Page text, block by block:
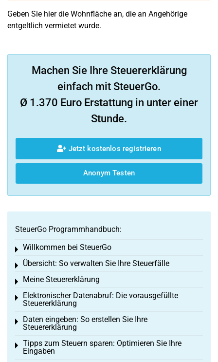
Geben Sie hier die Wohnfläche an, die an Angehörige
entgeltlich vermietet wurde.
Machen Sie Ihre Steuererklärung
einfach mit SteuerGo.
Ø 1.370 Euro Erstattung in unter einer
Stunde.
Jetzt kostenlos registrieren
Anonym Testen
SteuerGo Programmhandbuch:
Willkommen bei SteuerGo
Toggle menu
Übersicht: So verwalten Sie Ihre Steuerfälle
Toggle menu
Meine Steuererklärung
Toggle menu
Elektronischer Datenabruf: Die vorausgefüllte
Steuererklärung
Toggle menu
Daten eingeben: So erstellen Sie Ihre
Steuererklärung
Toggle menu
Tipps zum Steuern sparen: Optimieren Sie Ihre
Eingaben
Toggle menu